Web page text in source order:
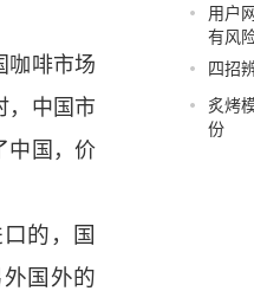
啡市场
，中国市
中国，价
的，国
国外的
用户
有风
四招
炙烤
份